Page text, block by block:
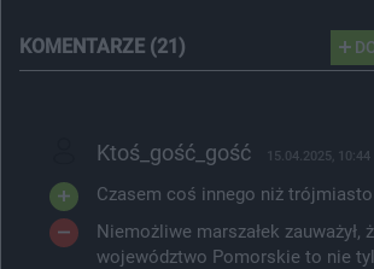
KOMENTARZE (21)
Ktoś_gość_gość 15.04.2025, 10:44
Czasem coś innego niż trójmiasto
Niemożliwe marszałek zauważył,
województwo Pomorskie to nie